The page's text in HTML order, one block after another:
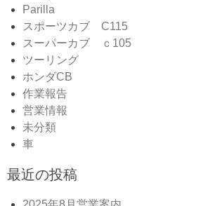
Parilla
スポーツカブ C115
スーパーカブ ｃ105
ツーリング
ホンダCB
作業報告
営業情報
未分類
車
最近の投稿